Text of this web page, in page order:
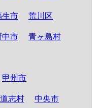
生市 荒川区
中市 青ヶ島村
甲州市
道志村 中央市